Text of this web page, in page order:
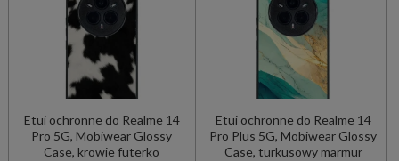
Etui ochronne do Realme 14
Pro 5G, Mobiwear Glossy
Case, krowie futerko
Etui ochronne do Realme 14
Pro Plus 5G, Mobiwear Glossy
Case, turkusowy marmur